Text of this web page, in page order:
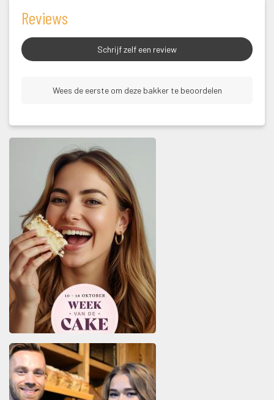
Review
Schrijf zelf een review
Wees de eerste om deze bakker te beoordelen